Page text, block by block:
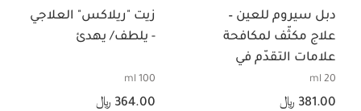
دبل سيروم للعين –
علاج مكثّف لمكافحة
علامات التقدّم في
السن لمنطقة العين
20 ml
السعر الحالي هو 381.00 ﷼
381.00 ﷼
زيت "ريلاكس" العلاجي
- يلطف/ يهدئ
100 ml
السعر الحالي هو 364.00 ﷼
364.00 ﷼